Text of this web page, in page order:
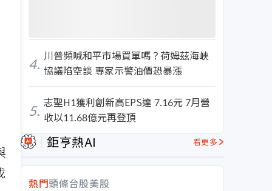
4. 川普頻喊和平市場買單嗎？荷姆茲海峽
協議陷空談 專家示警油價恐暴漲
5. 志聖H1獲利創新高EPS達 7.16元 7月營
收以11.68億元再登頂
鉅亨熱AI 看更多
熱門頭條台股美股